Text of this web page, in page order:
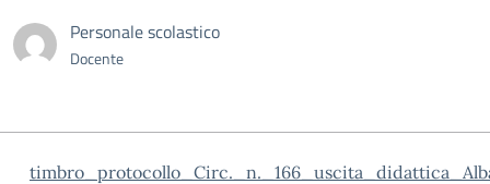
Personale scolastico
Docente